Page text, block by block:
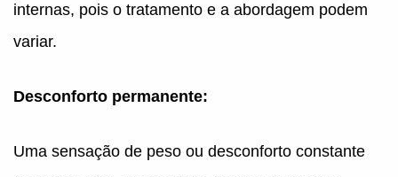
internas, pois o tratamento e a abordagem podem
variar.
Desconforto permanente:
Uma sensação de peso ou desconforto constante